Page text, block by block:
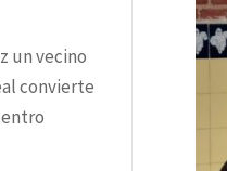
un vecino
convierte